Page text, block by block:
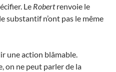
Le Robertrenvoie le
substantif n’ont pas le même
une action blâmable.
on ne peut parler de la